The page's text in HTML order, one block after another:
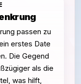
passen zu
erstes Date
Die Gegend
als die
was hilft,